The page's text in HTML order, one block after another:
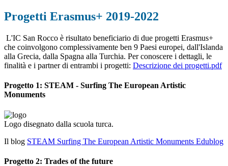
Progetti Erasmus+ 2019-2022
L'IC San Rocco è risultato beneficiario di due progetti Erasmus+
che coinvolgono complessivamente ben 9 Paesi europei, dall'Islanda
alla Grecia, dalla Spagna alla Turchia. Per conoscere i dettagli, le
finalità e i partner di entrambi i progetti: Descrizione dei progetti.pdf
Progetto 1: STEAM - Surfing The European Artistic
Monuments
Logo disegnato dalla scuola turca.
Il blog STEAM Surfing The European Artistic Monuments Edublog
Progetto 2: Trades of the future